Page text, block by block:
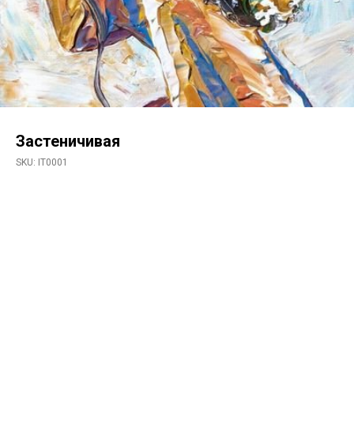
Застеничивая
SKU: IT0001